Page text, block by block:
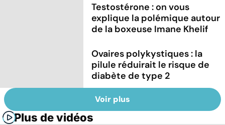
Testostérone : on vous
explique la polémique autour
de la boxeuse Imane Khelif
Ovaires polykystiques : la
pilule réduirait le risque de
diabète de type 2
Voir plus
Plus de vidéos